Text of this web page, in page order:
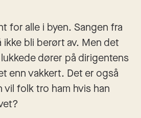
for alle i byen. Sangen fra
ikke bli berørt av. Men det
dører på dirigentens
enn vakkert. Det er også
vil folk tro ham hvis han